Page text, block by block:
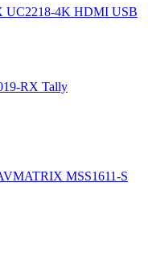
UC2218-4K HDMI USB
RX Tally
MSS1611-S